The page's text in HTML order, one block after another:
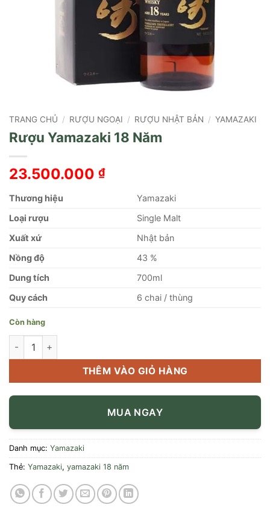
TRANG CHỦ / RƯỢU NGOẠI / RƯỢU NHẬT BẢN / YAMAZAKI
Rượu Yamazaki 18 Năm
23.500.000 ₫
Thương hiệu
Yamazaki
Loại rượu
Single Malt
Xuất xứ
Nhật bản
Nồng độ
43 %
Dung tích
700ml
Quy cách
6 chai / thùng
Còn hàng
Rượu Yamazaki 18 Năm số lượng
THÊM VÀO GIỎ HÀNG
MUA NGAY
Danh mục: Yamazaki
Thẻ: Yamazaki, yamazaki 18 năm